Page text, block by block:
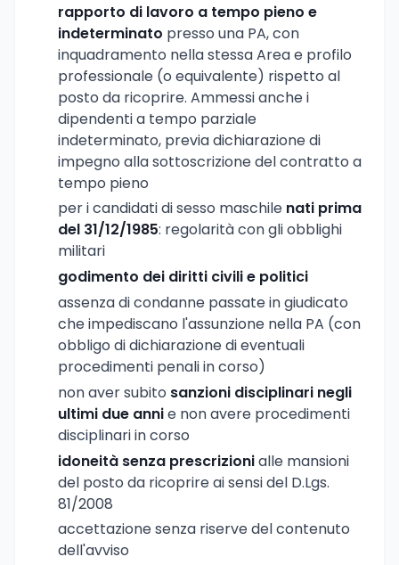
rapporto di lavoro a tempo pieno e
indeterminato presso una PA, con
inquadramento nella stessa Area e profilo
professionale (o equivalente) rispetto al
posto da ricoprire. Ammessi anche i
dipendenti a tempo parziale
indeterminato, previa dichiarazione di
impegno alla sottoscrizione del contratto a
tempo pieno
per i candidati di sesso maschile nati prima
del 31/12/1985: regolarità con gli obblighi
militari
godimento dei diritti civili e politici
assenza di condanne passate in giudicato
che impediscano l'assunzione nella PA (con
obbligo di dichiarazione di eventuali
procedimenti penali in corso)
non aver subito sanzioni disciplinari negli
ultimi due annie non avere procedimenti
disciplinari in corso
idoneità senza prescrizionialle mansioni
del posto da ricoprire ai sensi del D.Lgs.
81/2008
accettazione senza riserve del contenuto
dell'avviso